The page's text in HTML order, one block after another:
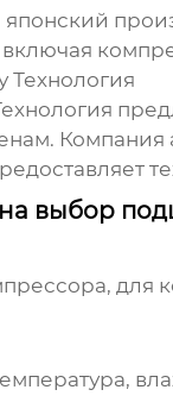
Технология
Компания
выбор
для